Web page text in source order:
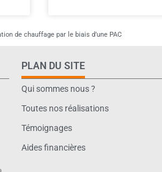
de chauffage par le biais d’une PAC
PLAN DU SITE
Qui sommes nous ?
Toutes nos réalisations
Témoignages
Aides financières